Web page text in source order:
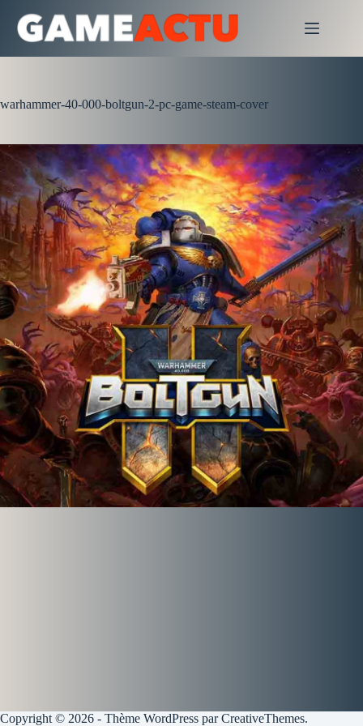
contenu
warhammer-40-000-boltgun-2-pc-game-steam-cover
Copyright © 2026 - Thème WordPress parCreativeThemes.